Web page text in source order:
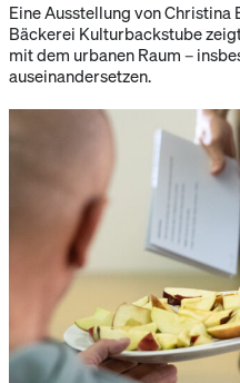
Eine Ausstellung von
Bäckerei Kulturbackstube
mit dem urbanen Raum –
auseinandersetzen.